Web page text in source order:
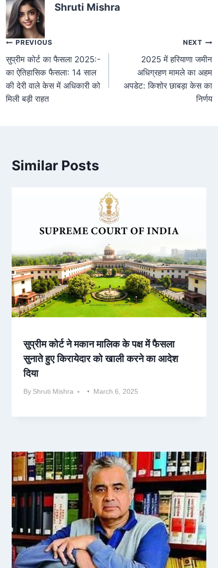
Shruti Mishra
PREVIOUS
सुप्रीम कोर्ट का फैसला 2025:-
का ऐतिहासिक फैसला: 14 साल
की देरी वाले केस में अधिकारी को
मिली बड़ी राहत
NEXT
2025 में हरियाणा जमीन
अधिग्रहण मामले का अहम
अपडेट: किशोर छाबड़ा केस का
निर्णय
Similar Posts
सुप्रीम कोर्ट ने मकान मालिक के पक्ष में फैसला
सुनाते हुए किरायेदार को खाली करने का आदेश
दिया
By Shruti Mishra March 6, 2025